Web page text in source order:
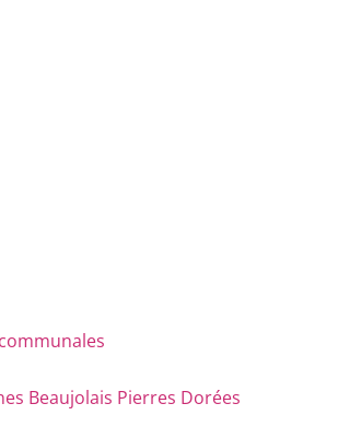
Beaujolais Pierres Dorées